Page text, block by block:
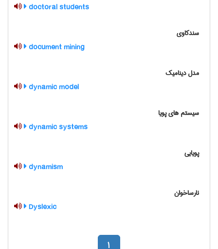
doctoral students
سندکاوی
document mining
مدل ديناميك
dynamic model
سیستم های پویا
dynamic systems
پویایی
dynamism
نارساخوان
Dyslexic
1